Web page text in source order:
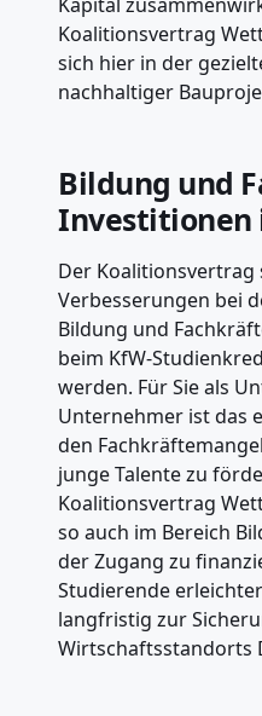
Koalitionsvertrag
sich hier in der
nachhaltiger
Bildung und
Investitionen
Der Koalitionsvertrag
Verbesserungen bei
Bildung und
beim KfW-
werden. Für Sie als
Unternehmer ist das
den
junge Talente zu
Koalitionsvertrag
so auch im Bereich
der Zugang zu
Studierende
langfristig zur
Wirtschaftsstandorts